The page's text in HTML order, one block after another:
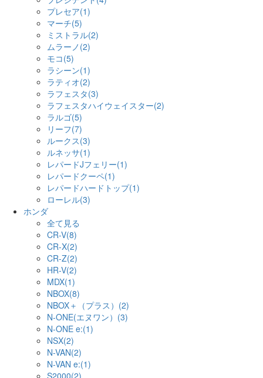
プレセア(1)
マーチ(5)
ミストラル(2)
ムラーノ(2)
モコ(5)
ラシーン(1)
ラティオ(2)
ラフェスタ(3)
ラフェスタハイウェイスター(2)
ラルゴ(5)
リーフ(7)
ルークス(3)
ルネッサ(1)
レパードJフェリー(1)
レパードクーペ(1)
レパードハードトップ(1)
ローレル(3)
ホンダ
全て見る
CR-V(8)
CR-X(2)
CR-Z(2)
HR-V(2)
MDX(1)
NBOX(8)
NBOX＋（プラス）(2)
N-ONE(エヌワン）(3)
N-ONE e:(1)
NSX(2)
N-VAN(2)
N-VAN e:(1)